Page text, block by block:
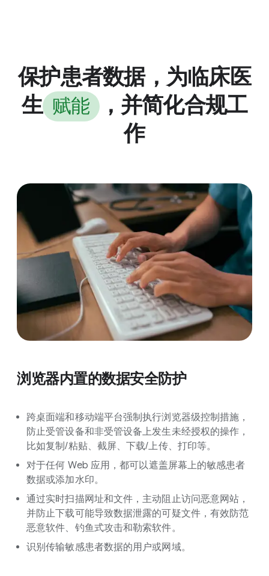
保护患者数据，为临床医
生 赋能 ，并简化合规工
作
浏览器内置的数据安全防护
跨桌面端和移动端平台强制执行浏览器级控制措施，
防止受管设备和非受管设备上发生未经授权的操作，
比如复制/粘贴、截屏、下载/上传、打印等。
对于任何 Web 应用，都可以遮盖屏幕上的敏感患者
数据或添加水印。
通过实时扫描网址和文件，主动阻止访问恶意网站，
并防止下载可能导致数据泄露的可疑文件，有效防范
恶意软件、钓鱼式攻击和勒索软件。
识别传输敏感患者数据的用户或网域。